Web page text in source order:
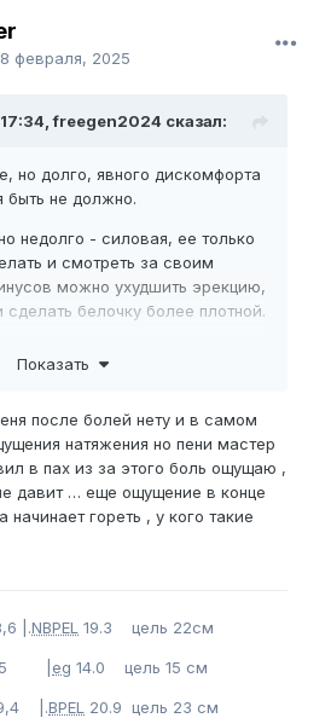
февраля, 2025
17:34, freegen2024 сказал:
но долго, явного дискомфорта
быть не должно.
недолго - силовая, ее только
и смотреть за своим
можно ухудшить эрекцию,
сделать белочку более плотной.
лезь в силовые проги, может
чем от экса растут.
Показать
после болей нету и в самом
натяжения но пени мастер
в пах из за этого боль ощущаю ,
давит … еще ощущение в конце
начинает гореть , у кого такие
|.NBPEL 19.3 цель 22см
| eg 14.0 цель 15 см
|.BPEL 20.9 цель 23 см